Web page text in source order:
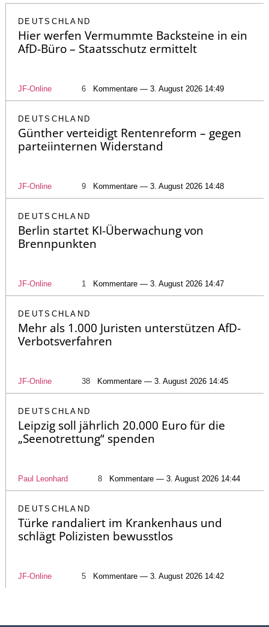
DEUTSCHLAND
Hier werfen Vermummte Backsteine in ein
AfD-Büro – Staatsschutz ermittelt
JF-Online 6 Kommentare — 3. August 2026 14:49
DEUTSCHLAND
Günther verteidigt Rentenreform – gegen
parteiinternen Widerstand
JF-Online 9 Kommentare — 3. August 2026 14:48
DEUTSCHLAND
Berlin startet KI-Überwachung von
Brennpunkten
JF-Online 1 Kommentare — 3. August 2026 14:47
DEUTSCHLAND
Mehr als 1.000 Juristen unterstützen AfD-
Verbotsverfahren
JF-Online 38 Kommentare — 3. August 2026 14:45
DEUTSCHLAND
Leipzig soll jährlich 20.000 Euro für die
„Seenotrettung“ spenden
Paul Leonhard 8 Kommentare — 3. August 2026 14:44
DEUTSCHLAND
Türke randaliert im Krankenhaus und
schlägt Polizisten bewusstlos
JF-Online 5 Kommentare — 3. August 2026 14:42